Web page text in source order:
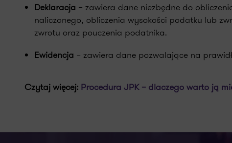
Deklaracja – zawiera dane niezbędne do
naliczonego, obliczenia wysokości podatku lub
zwrotu oraz pouczenia podatnika.
Ewidencja – zawiera dane pozwalające na
Czytaj więcej: Procedura JPK – dlaczego warto ją